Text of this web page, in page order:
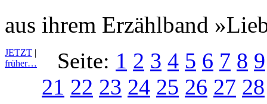
aus ihrem Erzählband
JETZT |
früher…
Seite: 1 2 3 4 5 6 7 8 9
21 22 23 24 25 26 27 28